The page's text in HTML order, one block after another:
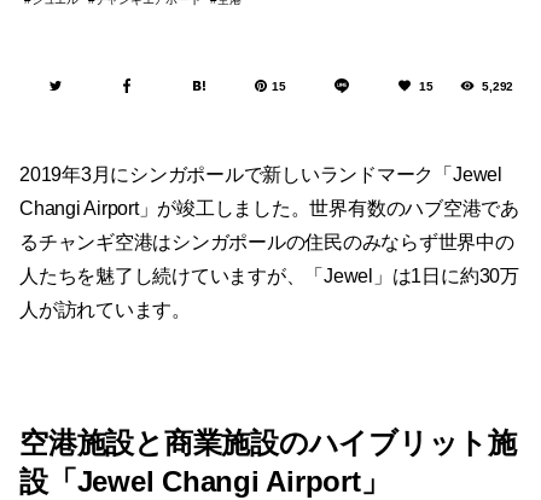
15 15 5,292
2019年3月にシンガポールで新しいランドマーク「Jewel
Changi Airport」が竣工しました。世界有数のハブ空港であ
るチャンギ空港はシンガポールの住民のみならず世界中の
人たちを魅了し続けていますが、「Jewel」は1日に約30万
人が訪れています。
空港施設と商業施設のハイブリット施
設「Jewel Changi Airport」